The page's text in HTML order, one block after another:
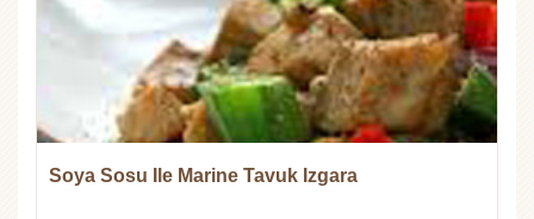
Soya Sosu Ile Marine Tavuk Izgara